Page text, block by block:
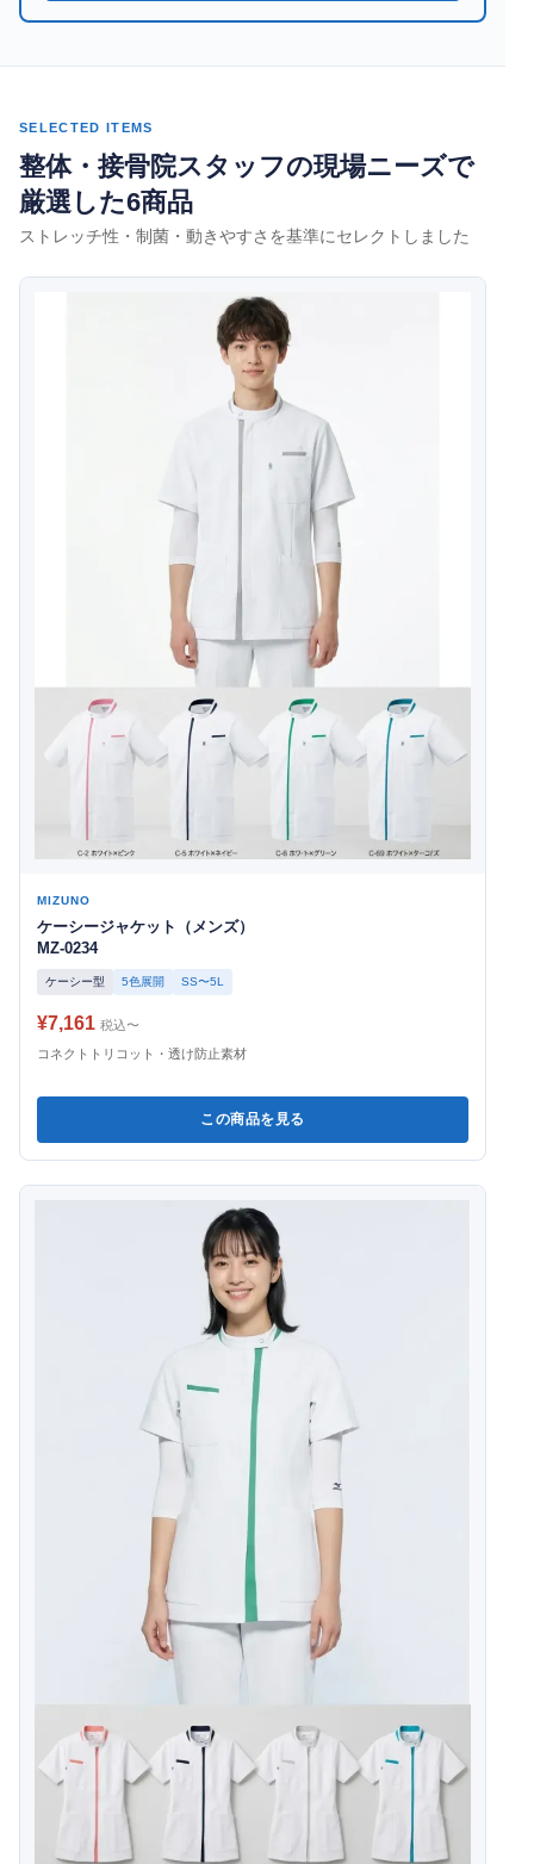
SELECTED ITEMS
整体・接骨院スタッフの現場ニーズで
厳選した6商品
ストレッチ性・制菌・動きやすさを基準にセレクトしました
MIZUNO
ケーシージャケット（メンズ）
MZ-0234
ケーシー型 5色展開 SS〜5L
¥7,161 税込〜
コネクトトリコット・透け防止素材
この商品を見る